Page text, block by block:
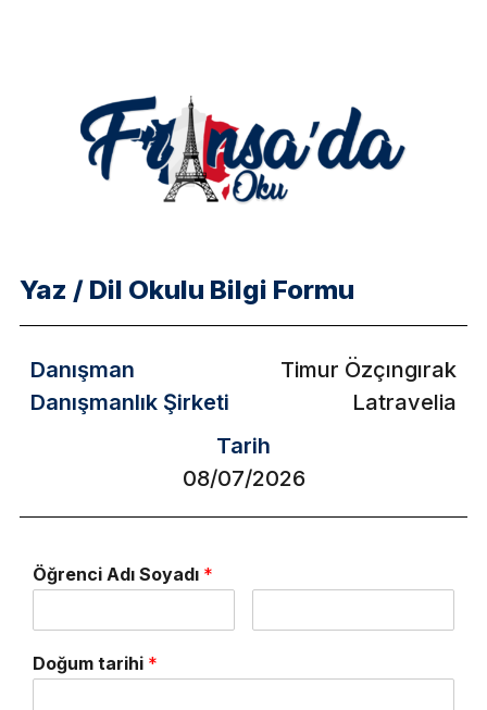
Yaz / Dil Okulu Bilgi Formu
Danışman
Timur Özçıngırak
Danışmanlık Şirketi
Latravelia
Tarih
08/07/2026
Öğrenci Adı Soyadı *
Doğum tarihi *